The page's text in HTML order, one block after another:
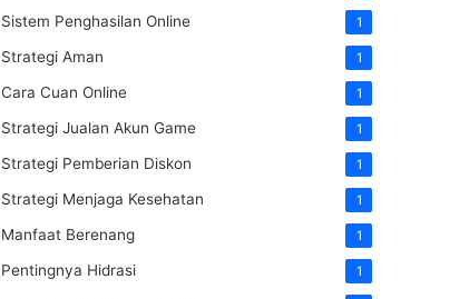
Sistem Penghasilan Online 1
Strategi Aman 1
Cara Cuan Online 1
Strategi Jualan Akun Game 1
Strategi Pemberian Diskon 1
Strategi Menjaga Kesehatan 1
Manfaat Berenang 1
Pentingnya Hidrasi 1